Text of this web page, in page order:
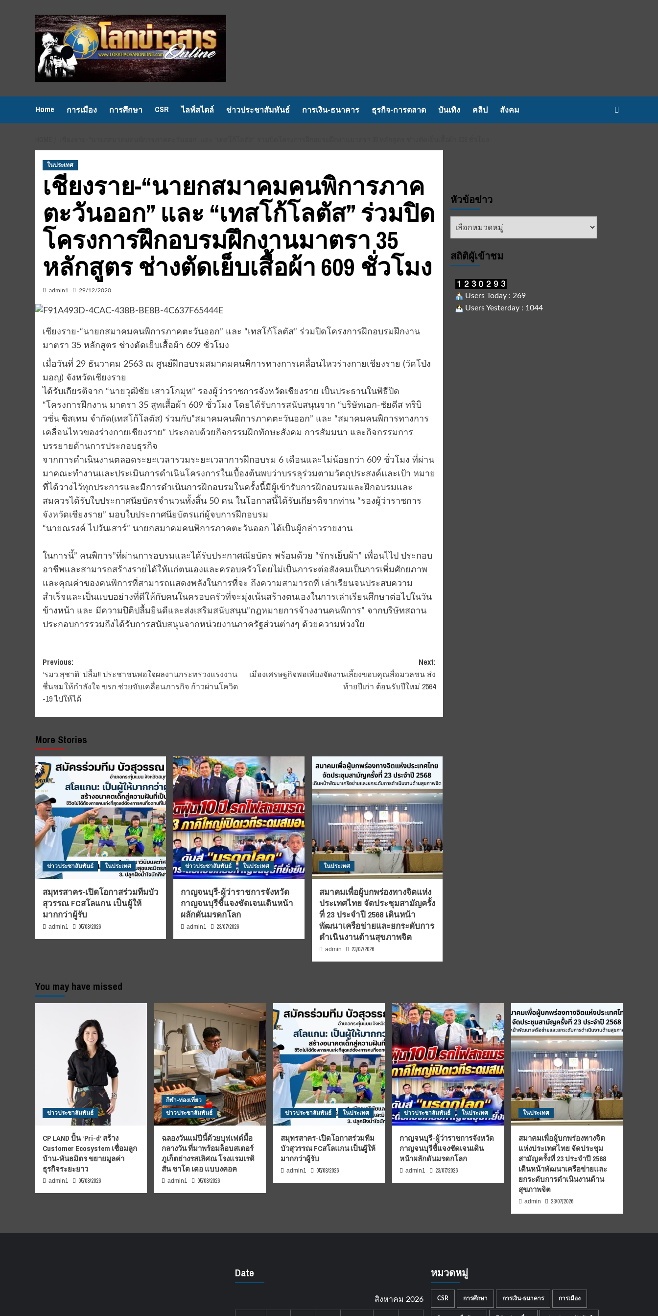
Home การเมือง การศึกษา CSR ไลฟ์สไตล์ ข่าวประชาสัมพันธ์ การเงิน-ธนาคาร ธุรกิจ-การตลาด บันเทิง คลิป สังคม
ในประเทศ
เชียงราย-“นายกสมาคมคนพิการภาค
ตะวันออก” และ “เทสโก้โลตัส” ร่วมปิด
โครงการฝึกอบรมฝึกงานมาตรา 35
หลักสูตร ช่างตัดเย็บเสื้อผ้า 609 ชั่วโมง
admin1 29/12/2020
เชียงราย-“นายกสมาคมคนพิการภาคตะวันออก” และ “เทสโก้โลตัส” ร่วมปิดโครงการฝึกอบรมฝึกงาน
มาตรา 35 หลักสูตร ช่างตัดเย็บเสื้อผ้า 609 ชั่วโมง
เมื่อวันที่ 29 ธันวาคม 2563 ณ ศูนย์ฝึกอบรมสมาคมคนพิการทางการเคลื่อนไหวร่างกายเชียงราย (วัดโป่ง
มอญ) จังหวัดเชียงราย
ได้รับเกียรติจาก “นายวุฒิชัย เสาวโกมุท” รองผู้ว่าราชการจังหวัดเชียงราย เป็นประธานในพิธีปิด
“โครงการฝึกงาน มาตรา 35 สูทเสื้อผ้า 609 ชั่วโมง โดยได้รับการสนับสนุนจาก “บริษัทเอก-ชัยดีส ทริบิ
วชั่น ซิสเทม จำกัด(เทสโก้โลตัส) ร่วมกับ”สมาคมคนพิการภาคตะวันออก” และ “สมาคมคนพิการทางการ
เคลื่อนไหวของร่างกายเชียงราย” ประกอบด้วยกิจกรรมฝึกทักษะสังคม การสัมมนา และกิจกรรมการ
บรรยายด้านการประกอบธุรกิจ
จากการดำเนินงานตลอดระยะเวลารวมระยะเวลาการฝึกอบรม 6 เดือนและไม่น้อยกว่า 609 ชั่วโมง ที่ผ่าน
มาคณะทำงานและประเมินการดำเนินโครงการในเบื้องต้นพบว่าบรรลุร่วมตามวัตถุประสงค์และเป้า หมาย
ที่ได้วางไว้ทุกประการและมีการดำเนินการฝึกอบรมในครั้งนี้มีผู้เข้ารับการฝึกอบรมและฝึกอบรมและ
สมควรได้รับใบประกาศนียบัตรจำนวนทั้งสิ้น 50 คน ในโอกาสนี้ได้รับเกียรติจากท่าน “รองผู้ว่าราชการ
จังหวัดเชียงราย” มอบใบประกาศนียบัตรแก่ผู้จบการฝึกอบรม
“นายณรงค์ ไปวันเสาร์” นายกสมาคมคนพิการภาคตะวันออก ได้เป็นผู้กล่าวรายงาน
ในการนี้” คนพิการ”ที่ผ่านการอบรมและได้รับประกาศณียบัตร พร้อมด้วย “จักรเย็บผ้า” เพื่อนไไป ประกอบ
อาชีพและสามารถสร้างรายได้ให้แก่ตนเองและครอบครัวโดยไม่เป็นภาระต่อสังคมเป็นการเพิ่มศักยภาพ
และคุณค่าของคนพิการที่สามารถแสดงพลังในการที่จะ ถึงความสามารถที่ เล่าเรียนจนประสบความ
สำเร็จและเป็นแบบอย่างที่ดีให้กับคนในครอบครัวที่จะมุ่งเน้นสร้างตนเองในการเล่าเรียนศึกษาต่อไปในวัน
ข้างหน้า และ มีความปิติปลื้มยินดีและส่งเสริมสนับสนุน”กฎหมายการจ้างงานคนพิการ” จากบริษัทสถาน
ประกอบการรวมถึงได้รับการสนับสนุนจากหน่วยงานภาครัฐส่วนต่างๆ ด้วยความห่วงใย
Post
navigation
Previous:
‘รมว.สุชาติ’ ปลื้ม!! ประชาชนพอใจผลงานกระทรวงแรงงาน
ชื่นชมให้กำลังใจ ขรก.ช่วยขับเคลื่อนภารกิจ ก้าวผ่านโควิด
-19 ไปให้ได้
Next:
เมืองเศรษฐกิจพอเพียงจัดงานเลี้ยงขอบคุณสื่อมวลชน ส่ง
ท้ายปีเก่า ต้อนรับปีใหม่ 2564
More Stories
ข่าวประชาสัมพันธ์ ในประเทศ
สมุทรสาคร-เปิดโอกาสร่วมทีมบัว
สุวรรณ FCสโลแกน เป็นผู้ให้
มากกว่าผู้รับ
admin1 05/08/2026
ข่าวประชาสัมพันธ์ ในประเทศ
กาญจนบุรี-ผู้ว่าราชการจังหวัด
กาญจนบุรีชี้แจงชัดเจนเดินหน้า
ผลักดันมรดกโลก
admin1 23/07/2026
ในประเทศ
สมาคมเพื่อผู้บกพร่องทางจิตแห่ง
ประเทศไทย จัดประชุมสามัญครั้ง
ที่ 23 ประจำปี 2568 เดินหน้า
พัฒนาเครือข่ายและยกระดับการ
ดำเนินงานด้านสุขภาพจิต
admin 23/07/2026
หัวข้อข่าว
หัวข้อ
สถิติผูัเข้าชม
Users Today : 269
Users Yesterday : 1044
You may have missed
ข่าวประชาสัมพันธ์
CP LAND ปั้น ‘Pri-d’ สร้าง
Customer Ecosystem เชื่อมลูก
บ้าน-พันธมิตร ขยายมูลค่า
ธุรกิจระยะยาว
admin1 05/08/2026
กีฬา-ท่องเที่ยว
ข่าวประชาสัมพันธ์
ฉลองวันแม่ปีนี้ด้วยบุฟเฟต์มื้อ
กลางวัน ที่มาพร้อมล็อบสเตอร์
ภูเก็ตย่างรสเลิศณ โรงแรมเรดิ
สัน ชาโต เดอ แบบงคอค
admin1 05/08/2026
ข่าวประชาสัมพันธ์ ในประเทศ
สมุทรสาคร-เปิดโอกาสร่วมทีม
บัวสุวรรณ FCสโลแกน เป็นผู้ให้
มากกว่าผู้รับ
admin1 05/08/2026
ข่าวประชาสัมพันธ์ ในประเทศ
กาญจนบุรี-ผู้ว่าราชการจังหวัด
กาญจนบุรีชี้แจงชัดเจนเดิน
หน้าผลักดันมรดกโลก
admin1 23/07/2026
ในประเทศ
สมาคมเพื่อผู้บกพร่องทางจิต
แห่งประเทศไทย จัดประชุม
สามัญครั้งที่ 23 ประจำปี 2568
เดินหน้าพัฒนาเครือข่ายและ
ยกระดับการดำเนินงานด้าน
สุขภาพจิต
admin 23/07/2026
Date
สิงหาคม 2026
หมวดหมู่
CSR การศึกษา การเงิน-ธนาคาร การเมือง